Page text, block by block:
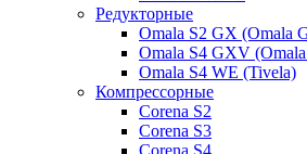
Редукторные
Omala S2 GX (Omala
Omala S4 GXV
Omala S4 WE (Tivela)
Компрессорные
Corena S2
Corena S3
Corena S4